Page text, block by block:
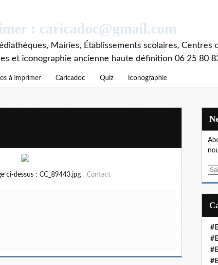
: caricadoc@gmail.com
Mairies, Établissements scolaires, Centres
et iconographie ancienne haute définition 06 25 80
à imprimer Caricadoc Quiz Iconographie
ci-dessus : CC_89443.jpg Contact
E